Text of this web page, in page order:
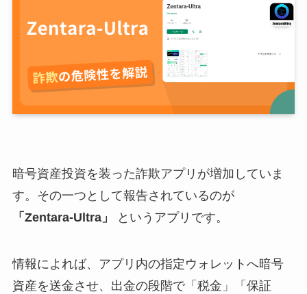
暗号資産投資を装った詐欺アプリが増加していま
す。その一つとして報告されているのが
「Zentara-Ultra」
というアプリです。
情報によれば、アプリ内の指定ウォレットへ暗号
資産を送金させ、出金の段階で「税金」「保証